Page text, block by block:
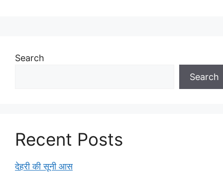
Search
Search
Recent Posts
देहरी की सूनी आस